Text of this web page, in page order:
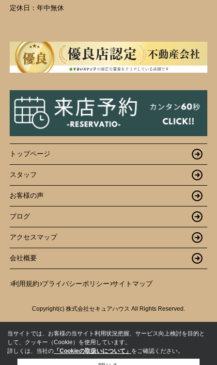
定休日： 年中無休
トップページ
スタッフ
お客様の声
ブログ
アクセスマップ
会社概要
利用規約 プライバシーポリシー サイトマップ
Copyright(c) 株式会社セキュアハウス All Rights Reserved.
当サイトでは、お客様の当サイト利用状況把握、サービス向上検討を目的と
して、クッキー（Cookie）を使用しています。
詳しくは、当社の 「Cookieの取扱いについて」 をご確認ください。